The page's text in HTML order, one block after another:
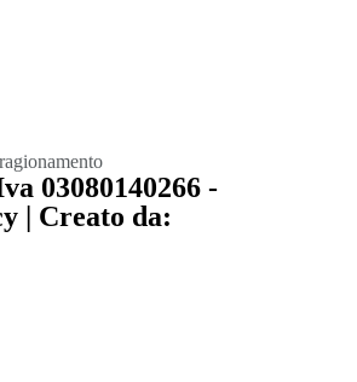
03080140266 -
| Creato da: